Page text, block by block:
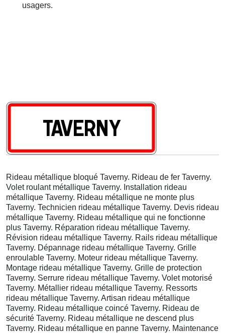
usagers.
Rideau métallique bloqué Taverny. Rideau de fer Taverny.
Volet roulant métallique Taverny. Installation rideau
métallique Taverny. Rideau métallique ne monte plus
Taverny. Technicien rideau métallique Taverny. Devis rideau
métallique Taverny. Rideau métallique qui ne fonctionne
plus Taverny. Réparation rideau métallique Taverny.
Révision rideau métallique Taverny. Rails rideau métallique
Taverny. Dépannage rideau métallique Taverny. Grille
enroulable Taverny. Moteur rideau métallique Taverny.
Montage rideau métallique Taverny. Grille de protection
Taverny. Serrure rideau métallique Taverny. Volet motorisé
Taverny. Métallier rideau métallique Taverny. Ressorts
rideau métallique Taverny. Artisan rideau métallique
Taverny. Rideau métallique coincé Taverny. Rideau de
sécurité Taverny. Rideau métallique ne descend plus
Taverny. Rideau métallique en panne Taverny. Maintenance